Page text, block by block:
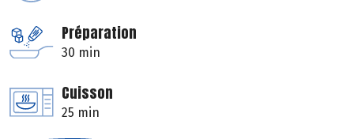
Préparation
30 min
Cuisson
25 min